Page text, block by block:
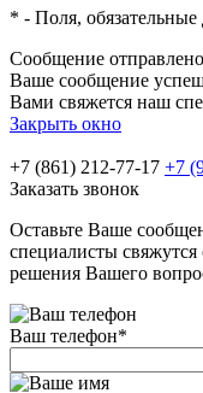
* - Поля, обязательные
Сообщение отправлено
Ваше сообщение
Вами свяжется наш
Закрыть окно
+7 (861) 212-77-17 +7
Заказать звонок
Оставьте Ваше
специалисты
решения Вашего
Ваш телефон*